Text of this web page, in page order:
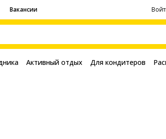
Вакансии
Активный отдых Для кондитеров